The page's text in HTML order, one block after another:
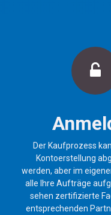
Der Kaufprozess
Kontoerstellung
werden, aber im
alle Ihre Aufträge
sehen zertifizierte
entsprechenden